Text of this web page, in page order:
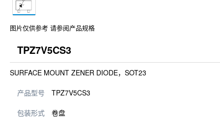
图片仅供参考 请参阅产品规格
TPZ7V5CS3
SURFACE MOUNT ZENER DIODE，SOT23
产品型号 TPZ7V5CS3
包装形式 卷盘